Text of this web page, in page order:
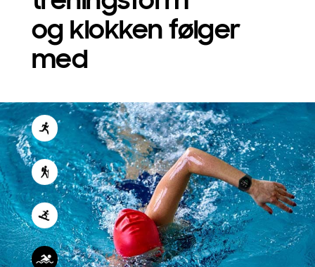
og klokken følger
med